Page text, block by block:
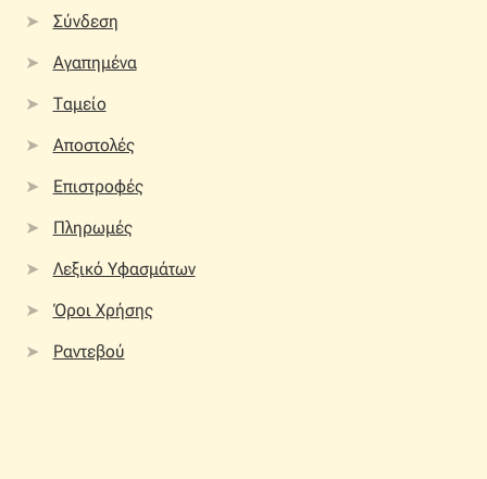
Σύνδεση
Αγαπημένα
Ταμείο
Αποστολές
Επιστροφές
Πληρωμές
Λεξικό Υφασμάτων
Όροι Χρήσης
Ραντεβού